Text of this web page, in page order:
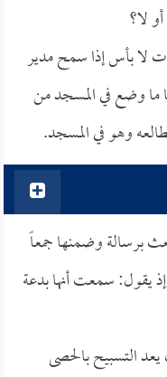
لا؟
لا بأس إذا سمح مدير
ما وضع في المسجد من
وهو في المسجد.
برسالة وضمنها جمعاً
يقول: سمعت أنها بدعة
التسبيح بالحصى